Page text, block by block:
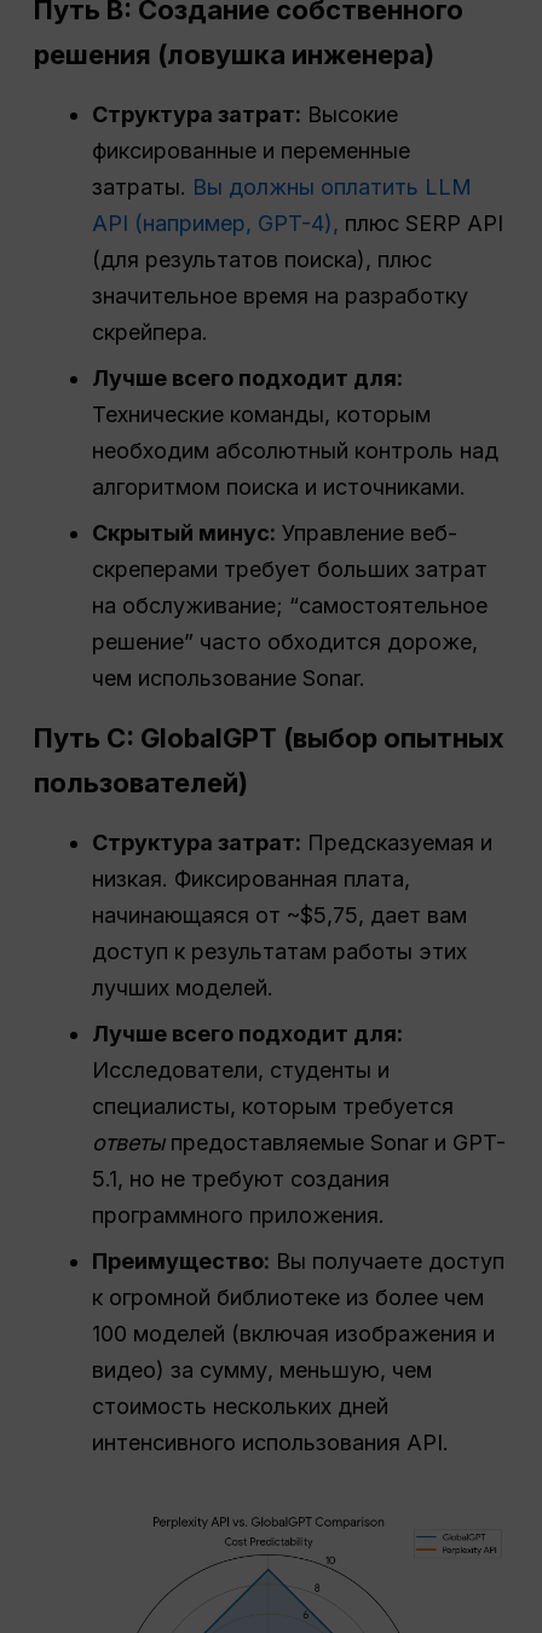
Путь B: Создание собственного
решения (ловушка инженера)
Структура затрат: Высокие
фиксированные и переменные
затраты. Вы должны оплатить LLM
API (например, GPT-4), плюс SERP API
(для результатов поиска), плюс
значительное время на разработку
скрейпера.
Лучше всего подходит для:
Технические команды, которым
необходим абсолютный контроль над
алгоритмом поиска и источниками.
Скрытый минус: Управление веб-
скреперами требует больших затрат
на обслуживание; “самостоятельное
решение” часто обходится дороже,
чем использование Sonar.
Путь C: GlobalGPT (выбор опытных
пользователей)
Структура затрат: Предсказуемая и
низкая. Фиксированная плата,
начинающаяся от ~$5,75, дает вам
доступ к результатам работы этих
лучших моделей.
Лучше всего подходит для:
Исследователи, студенты и
специалисты, которым требуется
ответыпредоставляемые Sonar и GPT-
5.1, но не требуют создания
программного приложения.
Преимущество: Вы получаете доступ
к огромной библиотеке из более чем
100 моделей (включая изображения и
видео) за сумму, меньшую, чем
стоимость нескольких дней
интенсивного использования API.